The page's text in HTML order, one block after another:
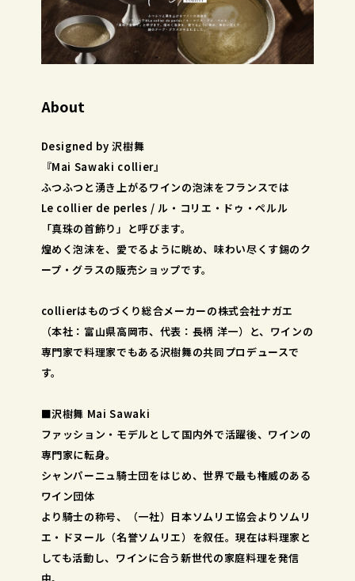
About
Designed by 沢樹舞
『Mai Sawaki collier』
ふつふつと湧き上がるワインの泡沫をフランスでは
Le collier de perles / ル・コリエ・ドゥ・ペルル
「真珠の首飾り」と呼びます。
煌めく泡沫を、愛でるように眺め、味わい尽くす錫のク
ープ・グラスの販売ショップです。
collierはものづくり総合メーカーの株式会社ナガエ
（本社：富山県高岡市、代表：長柄 洋一）と、ワインの
専門家で料理家でもある沢樹舞の共同プロデュースで
す。
■沢樹舞 Mai Sawaki
ファッション・モデルとして国内外で活躍後、ワインの
専門家に転身。
シャンパーニュ騎士団をはじめ、世界で最も権威のある
ワイン団体
より騎士の称号、（一社）日本ソムリエ協会よりソムリ
エ・ドヌール（名誉ソムリエ）を叙任。現在は料理家と
しても活動し、ワインに合う新世代の家庭料理を発信